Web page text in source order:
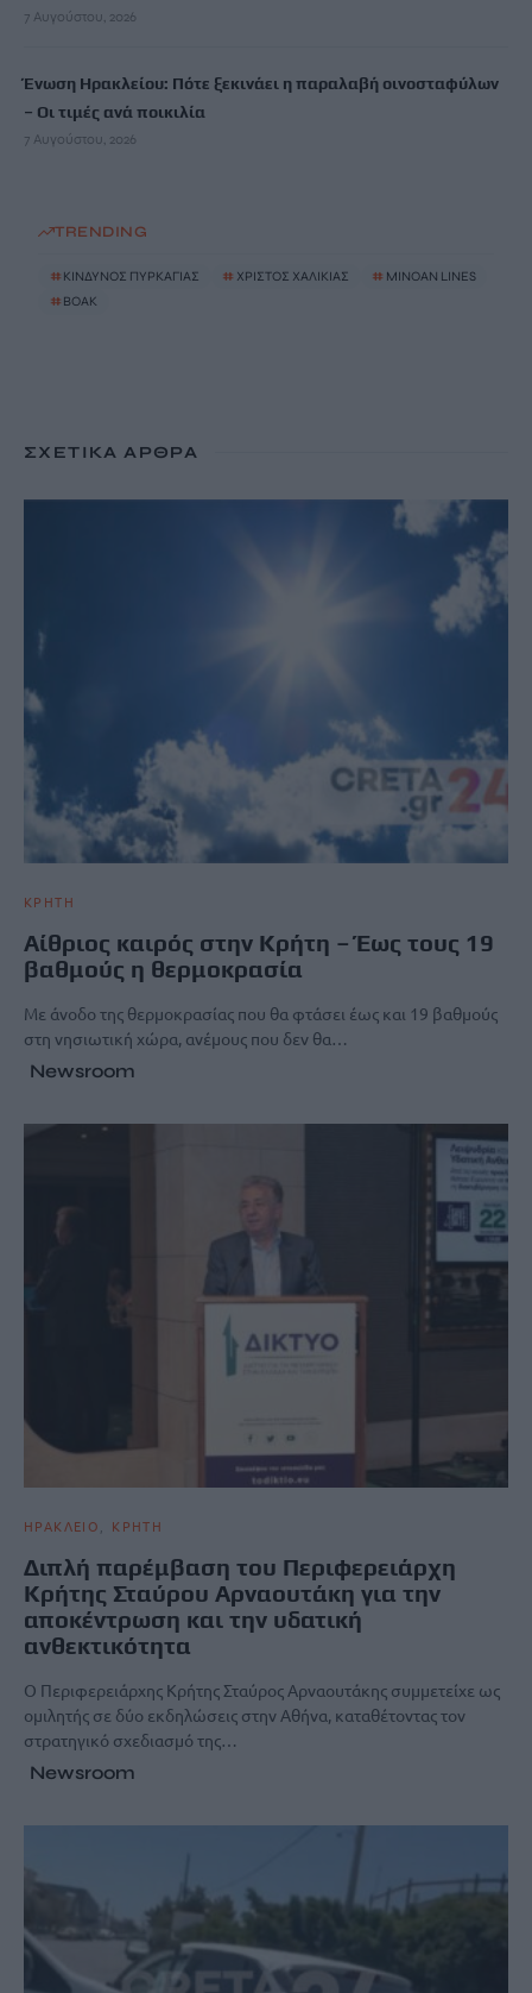
7 Αυγούστου, 2026
Ένωση Ηρακλείου: Πότε ξεκινάει η παραλαβή οινοσταφύλων
– Οι τιμές ανά ποικιλία
7 Αυγούστου, 2026
TRENDING
# ΚΙΝΔΥΝΟΣ ΠΥΡΚΑΓΙΑΣ # ΧΡΙΣΤΟΣ ΧΑΛΙΚΙΑΣ # MINOAN LINES
# ΒΟΑΚ
ΣΧΕΤΙΚΆ ΆΡΘΡΑ
ΚΡΗΤΗ
Αίθριος καιρός στην Κρήτη – Έως τους 19
βαθμούς η θερμοκρασία
Με άνοδο της θερμοκρασίας που θα φτάσει έως και 19 βαθμούς
στη νησιωτική χώρα, ανέμους που δεν θα…
Newsroom
ΗΡΑΚΛΕΙΟ ΚΡΗΤΗ
Διπλή παρέμβαση του Περιφερειάρχη
Κρήτης Σταύρου Αρναουτάκη για την
αποκέντρωση και την υδατική
ανθεκτικότητα
Ο Περιφερειάρχης Κρήτης Σταύρος Αρναουτάκης συμμετείχε ως
ομιλητής σε δύο εκδηλώσεις στην Αθήνα, καταθέτοντας τον
στρατηγικό σχεδιασμό της…
Newsroom